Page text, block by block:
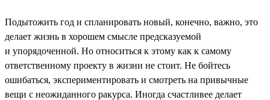
Подытожить год и спланировать новый, конечно, важно, это
делает жизнь в хорошем смысле предсказуемой
и упорядоченной. Но относиться к этому как к самому
ответственному проекту в жизни не стоит. Не бойтесь
ошибаться, экспериментировать и смотреть на привычные
вещи с неожиданного ракурса. Иногда счастливее делает